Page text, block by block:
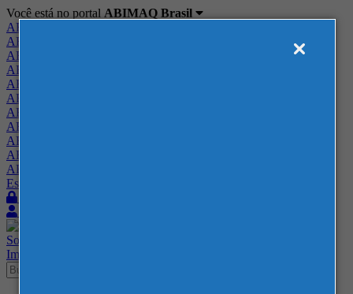
Você está no portal ABIMAQ Brasil
ABIMAQ Brasil
ABIMAQ Minas Gerais
ABIMAQ Norte-Nordeste
ABIMAQ Paraná
ABIMAQ Piracicaba
ABIMAQ Ribeirão Preto
ABIMAQ Rio de Janeiro
ABIMAQ Rio Grande do Sul
ABIMAQ Santa Catarina
ABIMAQ São Paulo
ABIMAQ Vale do Paraíba
Escritório de Relações Governamentais
Sobre
Imprensa